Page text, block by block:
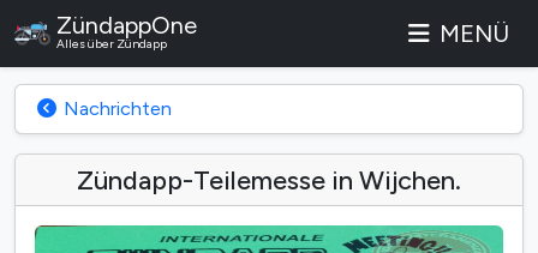
ZündappOne
Alles über Zündapp MENÜ
Nachrichten
Zündapp-Teilemesse in Wijchen.